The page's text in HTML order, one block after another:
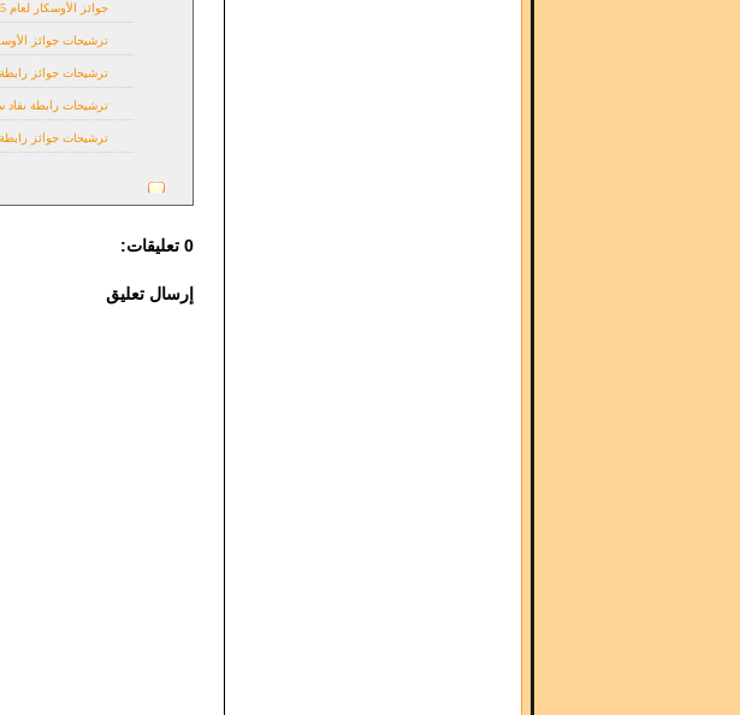
جوائز الأوسكار لعام 2015
ترشيحات جوائز الأوسكار
ترشيحات جوائز رابطة
ترشيحات رابطة نقاد سان
ترشيحات جوائز رابطة
0 تعليقات:
إرسال تعليق